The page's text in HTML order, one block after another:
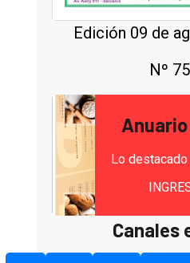
Edición 09 de
Nº
Lo
Canales